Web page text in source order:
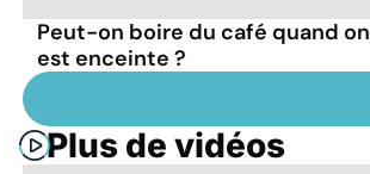
Peut-on boire du café quand on
est enceinte ?
Plus de vidéos